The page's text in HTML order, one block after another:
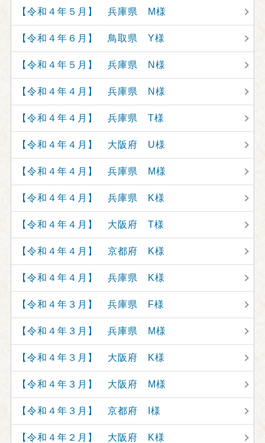
【令和４年５月】 兵庫県 M様
【令和４年６月】 鳥取県 Y様
【令和４年５月】 兵庫県 N様
【令和４年４月】 兵庫県 N様
【令和４年４月】 兵庫県 T様
【令和４年４月】 大阪府 U様
【令和４年４月】 兵庫県 M様
【令和４年４月】 兵庫県 K様
【令和４年４月】 大阪府 T様
【令和４年４月】 京都府 K様
【令和４年４月】 兵庫県 K様
【令和４年３月】 兵庫県 F様
【令和４年３月】 兵庫県 M様
【令和４年３月】 大阪府 K様
【令和４年３月】 大阪府 M様
【令和４年３月】 京都府 I様
【令和４年２月】 大阪府 K様